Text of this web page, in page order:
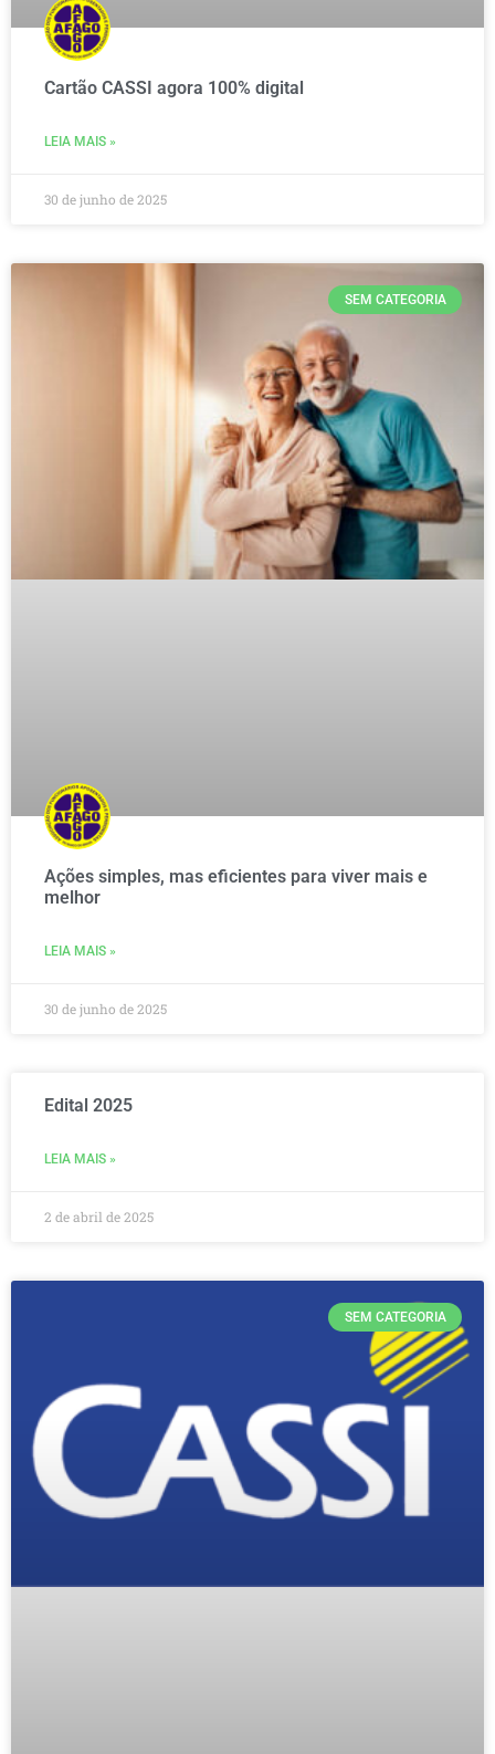
Cartão CASSI agora 100% digital
LEIA MAIS »
30 de junho de 2025
SEM CATEGORIA
Ações simples, mas eficientes para viver mais e
melhor
LEIA MAIS »
30 de junho de 2025
Edital 2025
LEIA MAIS »
2 de abril de 2025
SEM CATEGORIA